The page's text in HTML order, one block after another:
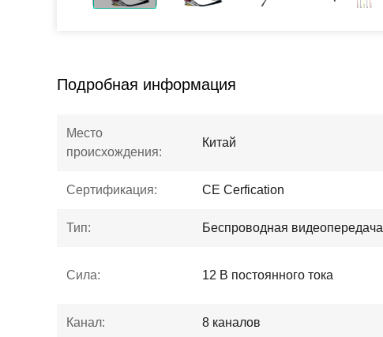
Подробная информация
Место
происхождения:
Китай
Сертификация: CE Cerfication
Тип: Беспроводная видеопередача
Сила: 12 В постоянного тока
Канал: 8 каналов